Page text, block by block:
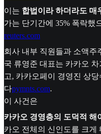
이는 합법이라 하더라도 매
가는 단기간에 35% 폭락했
reuters.com
회사 내부 직원들과 소액주
국 류영준 대표는 카카오
고, 카카오페이 경영진 상
다pymnts.com.
이 사건은
카카오 경영층의 도덕적 해
카오 전체의 신인도를 크게